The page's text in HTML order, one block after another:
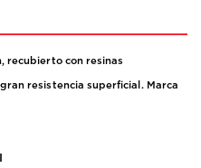
recubierto con resinas
resistencia superficial. Marca